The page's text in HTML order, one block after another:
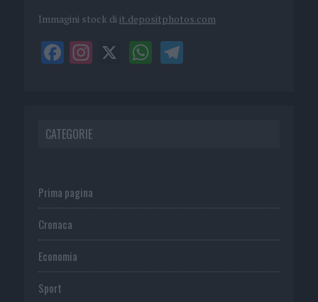
Immagini stock di it.depositphotos.com
CATEGORIE
Prima pagina
Cronaca
Economia
Sport